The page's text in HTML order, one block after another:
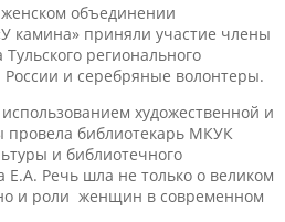
объединении
камина» приняли участие члены
регионального
и серебряные волонтеры.
художественной и
провела библиотекарь МКУК
и библиотечного
Е.А. Речь шла не только о великом
и роли женщин в современном